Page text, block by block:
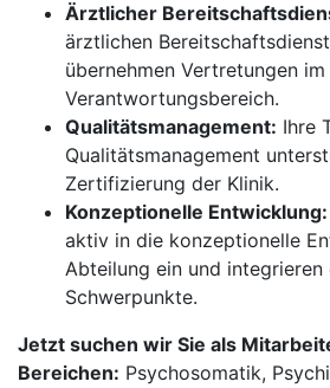
Ärztlicher
ärztlichen
übernehmen Vertretungen
Verantwortungsbereich.
Qualitätsmanagement: Ihre
Qualitätsmanagement
Zertifizierung der Klinik.
Konzeptionelle Entwicklung:
aktiv in die konzeptionelle
Abteilung ein und integrieren
Schwerpunkte.
Jetzt suchen wir Sie als
Bereichen: Psychosomatik,